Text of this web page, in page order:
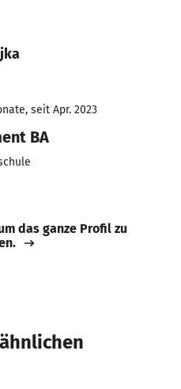
seit Apr. 2023
BA
das ganze Profil zu